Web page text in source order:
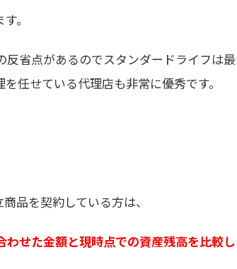
。
省点があるのでスタンダードライフは最
任せている代理店も非常に優秀です。
品を契約している方は、
せた金額と現時点での資産残高を比較し